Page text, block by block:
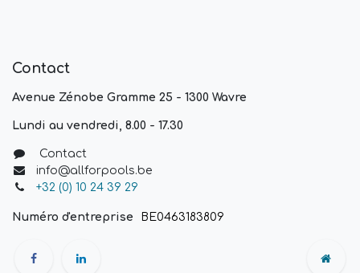
Contact
Avenue Zénobe Gramme 25 - 1300 Wavre
Lundi au vendredi, 8.00 - 17.30
Contact
info@allforpools.be
+32 (0) 10 24 39 29
Numéro d'entreprise BE0463183809